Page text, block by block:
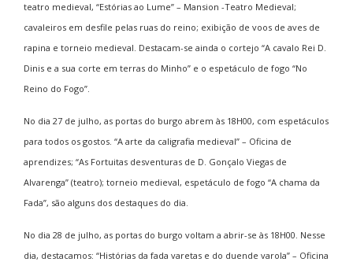
teatro medieval, “Estórias ao Lume” – Mansion -Teatro Medieval;
cavaleiros em desfile pelas ruas do reino; exibição de voos de aves de
rapina e torneio medieval. Destacam-se ainda o cortejo “A cavalo Rei D.
Dinis e a sua corte em terras do Minho” e o espetáculo de fogo “No
Reino do Fogo”.
No dia 27 de julho, as portas do burgo abrem às 18H00, com espetáculos
para todos os gostos. “A arte da caligrafia medieval” – Oficina de
aprendizes; “As Fortuitas desventuras de D. Gonçalo Viegas de
Alvarenga” (teatro); torneio medieval, espetáculo de fogo “A chama da
Fada”, são alguns dos destaques do dia.
No dia 28 de julho, as portas do burgo voltam a abrir-se às 18H00. Nesse
dia, destacamos: “Histórias da fada varetas e do duende varola” – Oficina